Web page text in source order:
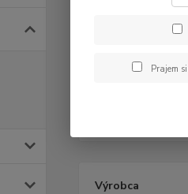
Výrobca
Prajem